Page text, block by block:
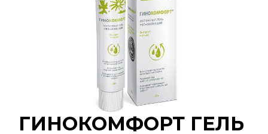
ГИНОКОМФОРТ ГЕЛЬ